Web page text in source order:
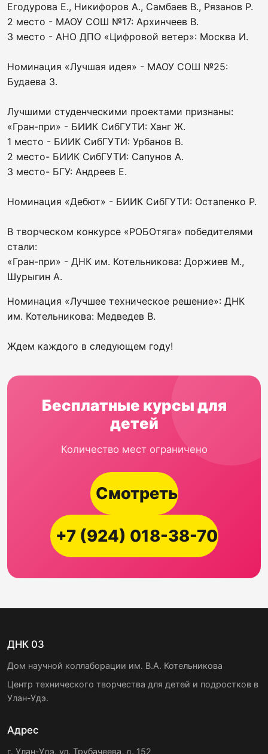
Егодурова Е., Никифоров А., Самбаев В., Рязанов Р.
2 место - МАОУ СОШ №17: Архинчеев В.
3 место - АНО ДПО «Цифровой ветер»: Москва И.
Номинация «Лучшая идея» - МАОУ СОШ №25:
Будаева З.
Лучшими студенческими проектами признаны:
«Гран-при» - БИИК СибГУТИ: Ханг Ж.
1 место - БИИК СибГУТИ: Урбанов В.
2 место- БИИК СибГУТИ: Сапунов А.
3 место- БГУ: Андреев Е.
Номинация «Дебют» - БИИК СибГУТИ: Остапенко Р.
В творческом конкурсе «РОБОтяга» победителями
стали:
«Гран-при» - ДНК им. Котельникова: Доржиев М.,
Шурыгин А.
Номинация «Лучшее техническое решение»: ДНК
им. Котельникова: Медведев В.
Ждем каждого в следующем году!
Бесплатные курсы для
детей
Количество мест ограничено
Смотреть
+7 (924) 018-38-70
ДНК 03
Дом научной коллаборации им. В.А. Котельникова
Центр технического творчества для детей и подростков в
Улан-Удэ.
Адрес
г. Улан-Удэ, ул. Трубачеева, д. 152